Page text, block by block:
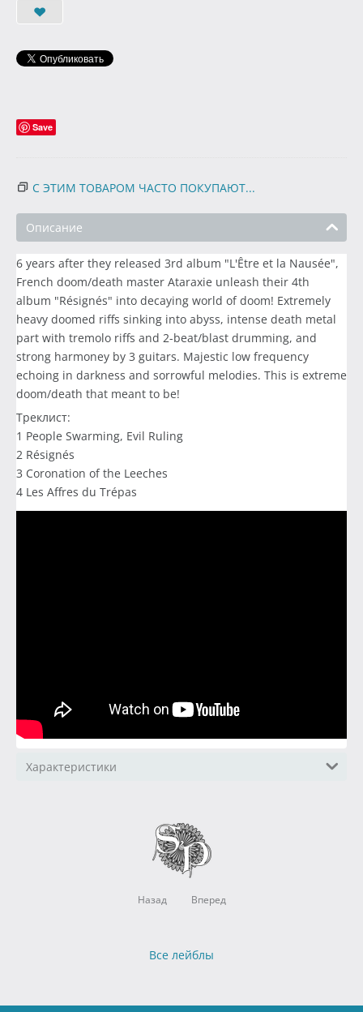
Save
С ЭТИМ ТОВАРОМ ЧАСТО ПОКУПАЮТ...
Описание
6 years after they released 3rd album "L'Être et la Nausée",
French doom/death master Ataraxie unleash their 4th
album "Résignés" into decaying world of doom! Extremely
heavy doomed riffs sinking into abyss, intense death metal
part with tremolo riffs and 2-beat/blast drumming, and
strong harmoney by 3 guitars. Majestic low frequency
echoing in darkness and sorrowful melodies. This is extreme
doom/death that meant to be!
Треклист:
1 People Swarming, Evil Ruling
2 Résignés
3 Coronation of the Leeches
4 Les Affres du Trépas
Характеристики
Назад Вперед
Все лейблы